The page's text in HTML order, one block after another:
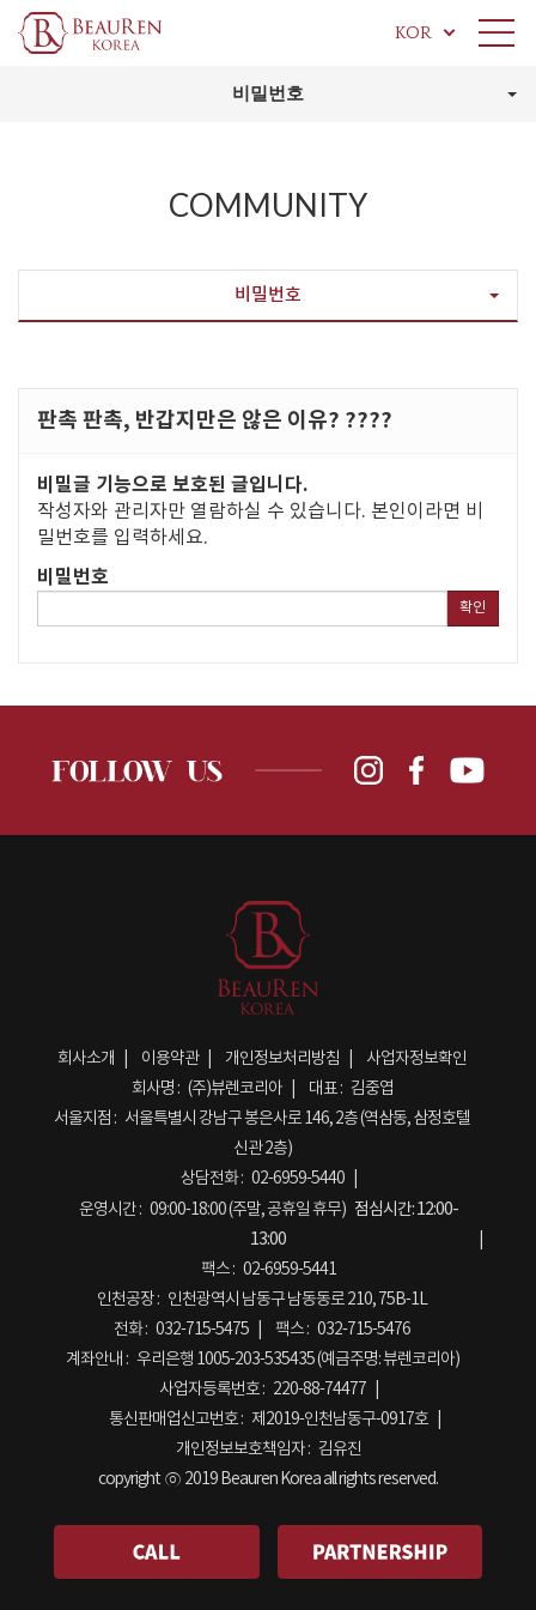
KOR
비밀번호
COMMUNITY
비밀번호
판촉 판촉, 반갑지만은 않은 이유? ????
비밀글 기능으로 보호된 글입니다.
작성자와 관리자만 열람하실 수 있습니다. 본인이라면 비
밀번호를 입력하세요.
비밀번호
확인
회사소개 이용약관 개인정보처리방침
사업자정보확인
회사명 : (주)뷰렌코리아 대표 : 김중엽
서울지점 : 서울특별시 강남구 봉은사로 146, 2층 (역삼동, 삼정호텔
신관 2층)
상담전화 : 02-6959-5440
운영시간 : 09:00-18:00 (주말, 공휴일 휴무) 점심시간:12:00-
13:00
팩스 : 02-6959-5441
인천공장 : 인천광역시 남동구 남동동로 210, 75B-1L
전화 : 032-715-5475 팩스 : 032-715-5476
계좌안내 : 우리은행 1005-203-535435 (예금주명: 뷰렌코리아)
사업자등록번호 : 220-88-74477
통신판매업신고번호 : 제2019-인천남동구-0917호
개인정보보호책임자 : 김유진
copyright ⓒ 2019 Beauren Korea all rights reserved.